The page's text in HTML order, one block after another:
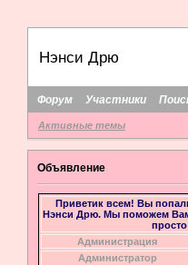
Нэнси Дрю
Форум Участники
Активные темы
Объявление
Приветик всем! Вы
Нэнси Дрю. Мы поможем
Администрация
Администратор